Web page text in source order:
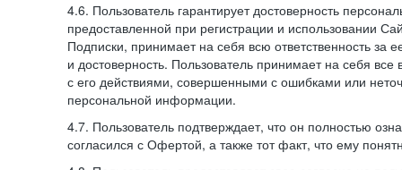
4.6. Пользователь гарантирует достоверность
предоставленной при регистрации и использовании
Подписки, принимает на себя всю ответственность за
и достоверность. Пользователь принимает на себя
с его действиями, совершенными с ошибками или
персональной информации.
4.7. Пользователь подтверждает, что он полностью
согласился с Офертой, а также тот факт, что ему